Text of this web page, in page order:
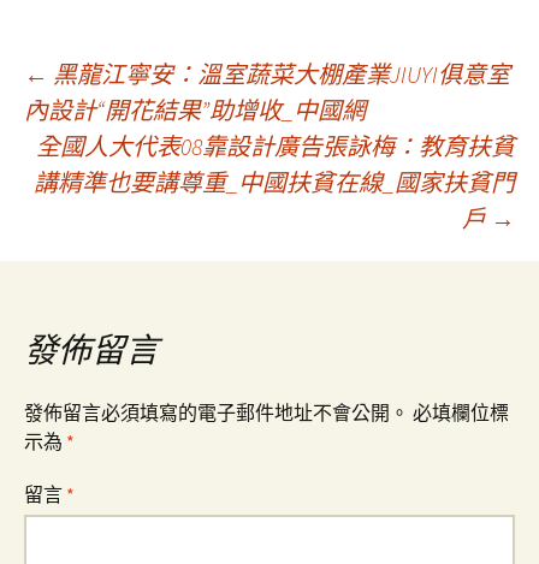
文
章
導
覽
← 黑龍江寧安：溫室蔬菜大棚產業JIUYI俱意室
內設計“開花結果”助增收_中國網
全國人大代表08靠設計廣告張詠梅：教育扶貧
講精準也要講尊重_中國扶貧在線_國家扶貧門
戶 →
發佈留言
發佈留言必須填寫的電子郵件地址不會公開。 必填欄位標
示為 *
留言 *